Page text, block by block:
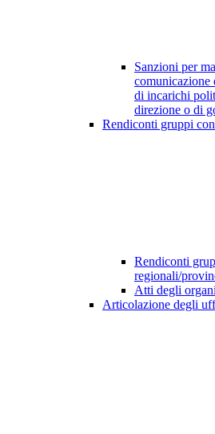
Sanzioni per
comunicazione
di incarichi
direzione o di
Rendiconti gruppi
Rendiconti
regionali/
Atti degli
Articolazione degli